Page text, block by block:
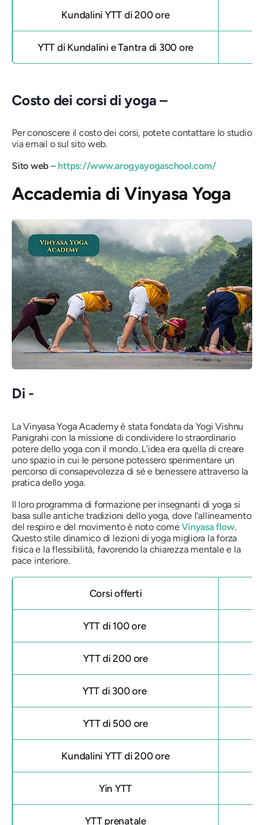
Kundalini YTT di 200 ore
YTT di Kundalini e Tantra di 300 ore
Costo dei corsi di yoga –
Per conoscere il costo dei corsi, potete contattare lo studio
via email o sul sito web.
Sito web – https://www.arogyayogaschool.com/
Accademia di Vinyasa Yoga
Di -
La Vinyasa Yoga Academy è stata fondata da Yogi Vishnu
Panigrahi con la missione di condividere lo straordinario
potere dello yoga con il mondo. L'idea era quella di creare
uno spazio in cui le persone potessero sperimentare un
percorso di consapevolezza di sé e benessere attraverso la
pratica dello yoga.
Il loro programma di formazione per insegnanti di yoga si
basa sulle antiche tradizioni dello yoga, dove l'allineamento
del respiro e del movimento è noto comeVinyasa flow.
Questo stile dinamico di lezioni di yoga migliora la forza
fisica e la flessibilità, favorendo la chiarezza mentale e la
pace interiore.
Corsi offerti
YTT di 100 ore
YTT di 200 ore
YTT di 300 ore
YTT di 500 ore
Kundalini YTT di 200 ore
Yin YTT
YTT prenatale